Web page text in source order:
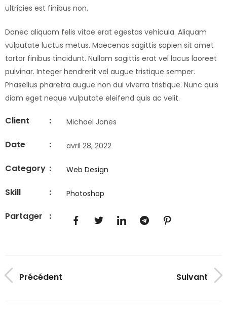
ultricies est finibus non.
Donec aliquam felis vitae erat egestas vehicula. Aliquam
vulputate luctus metus. Maecenas sagittis sapien sit amet
tortor finibus tincidunt. Nullam sagittis erat vel lacus laoreet
pulvinar. Integer hendrerit vel augue tristique semper.
Phasellus pharetra augue non dui viverra tristique. Nunc quis
diam eget neque vulputate eleifend quis ac velit.
Client : Michael Jones
Date : avril 28, 2022
Category : Web Design
Skill : Photoshop
Partager :
Précédent Suivant